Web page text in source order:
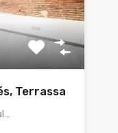
Terrassa